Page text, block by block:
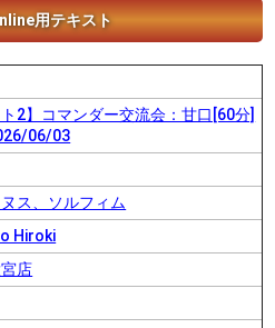
用テキスト
ト2】コマンダー交流会：甘口[60分]
06/03
ス、ソルフィム
Hiroki
店